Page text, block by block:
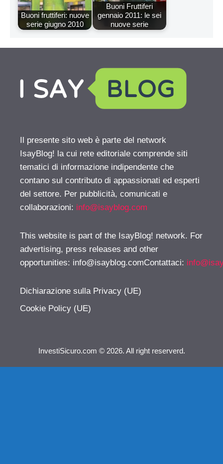
Buoni fruttiferi: nuove
serie giugno 2010
Buoni Fruttiferi
gennaio 2011: le sei
nuove serie
Il presente sito web è parte del network
IsayBlog! la cui rete editoriale comprende siti
tematici di informazione indipendente che
contano sul contributo di appassionati ed esperti
del settore. Per pubblicità, comunicati e
collaborazioni: info@isayblog.com
This website is part of the IsayBlog! network. For
advertising, press releases and other
opportunities: info@isayblog.comContattaci:
Dichiarazione sulla Privacy (UE)
Cookie Policy (UE)
InvestiSicuro.com © 2026. All right reserverd.